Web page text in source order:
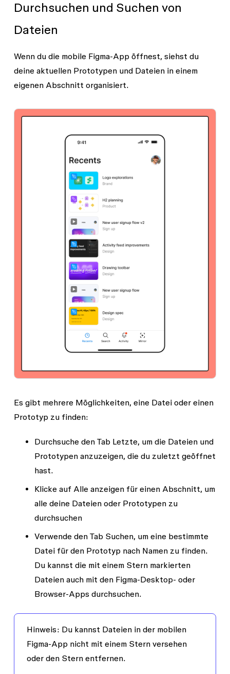
Durchsuchen und Suchen von
Dateien
Wenn du die mobile Figma-App öffnest, siehst du
deine aktuellen Prototypenund Dateienin einem
eigenen Abschnitt organisiert.
Es gibt mehrere Möglichkeiten, eine Datei oder einen
Prototyp zu finden:
Durchsuche den Tab Letzte, um die Dateien und
Prototypen anzuzeigen, die du zuletzt geöffnet
hast.
Klicke auf Alle anzeigenfür einen Abschnitt, um
alle deine Dateien oder Prototypen zu
durchsuchen
Verwende den Tab Suchen, um eine bestimmte
Datei für den Prototyp nach Namen zu finden.
Du kannst die mit einem Stern markierten
Dateien auch mit den Figma-Desktop- oder
Browser-Apps durchsuchen.
Hinweis: Du kannst Dateien in der mobilen
Figma-App nicht mit einem Stern versehen
oder den Stern entfernen.